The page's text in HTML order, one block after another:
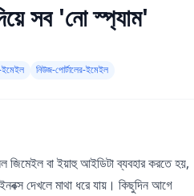
সব 'নো স্প্যাম'
ইমেইল নিউজ-পোর্টালের-ইমেইল
বা ইয়াহু আইডিটা ব্যবহার করতে হয়,
দেখলে মাথা ধরে যায়। কিছুদিন আগে